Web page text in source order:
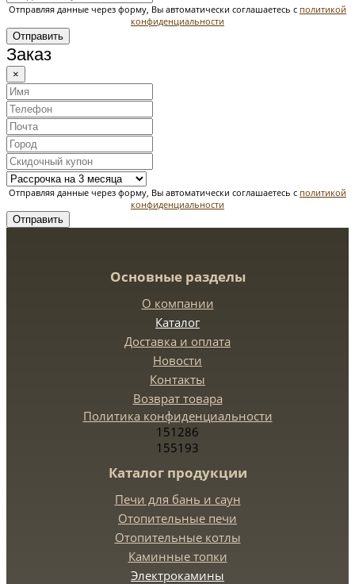
Отправляя данные через форму, Вы автоматически соглашаетесь с политикой
конфиденциальности
Отправить
Заказ
×
Отправляя данные через форму, Вы автоматически соглашаетесь с политикой
конфиденциальности
Отправить
Основные разделы
О компании
Каталог
Доставка и оплата
Новости
Контакты
Возврат товара
Политика конфиденциальности
151286
155193
Каталог продукции
Печи для бань и саун
Отопительные печи
Отопительные котлы
Каминные топки
Электрокамины